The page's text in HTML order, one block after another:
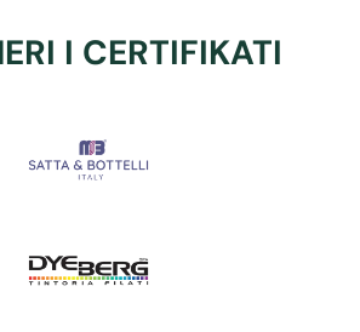
I CERTIFIKATI